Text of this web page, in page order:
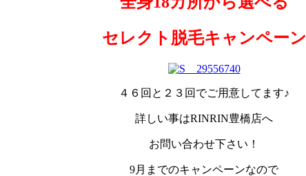
セレクト脱毛キャンペーン
４６回と２３回でご用意してます♪
詳しい事はRINRIN豊橋店へ
お問い合わせ下さい！
9月までのキャンペーンなので